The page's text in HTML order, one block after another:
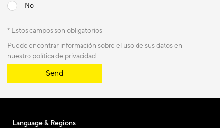
No
* Estos campos son obligatorios
Puede encontrar información sobre el uso de sus datos en
nuestro política de privacidad
Send
Language & Regions